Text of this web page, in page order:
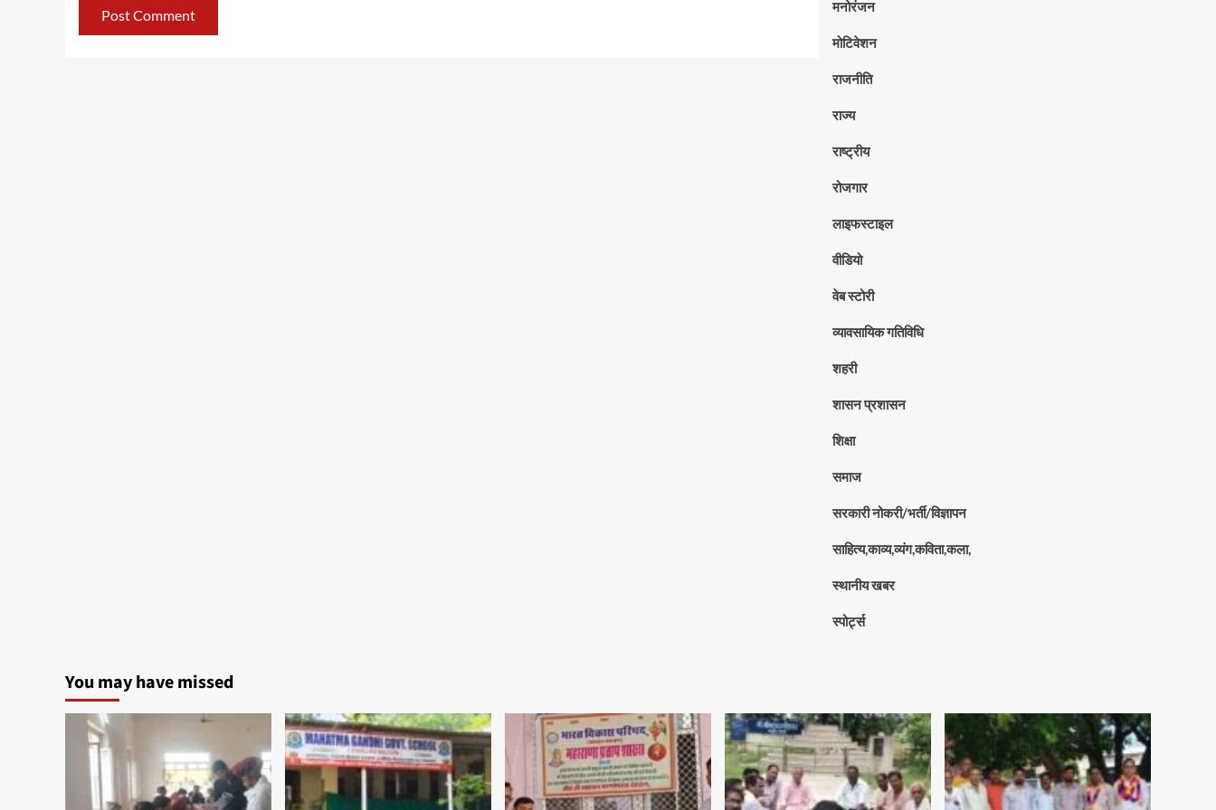
मनोरंजन
मोटिवेशन
राजनीति
राज्य
राष्ट्रीय
रोजगार
लाइफस्टाइल
वीडियो
वेब स्टोरी
व्यावसायिक गतिविधि
शहरी
शासन प्रशासन
शिक्षा
समाज
सरकारी नोकरी/भर्ती/विज्ञापन
साहित्य,काव्य,व्यंग,कविता,कला,
स्थानीय खबर
स्पोर्ट्स
You may have missed